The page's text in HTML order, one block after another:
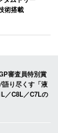
術搭載
審査員特別賞
語り尽くす「液
／C8L／C7Lの